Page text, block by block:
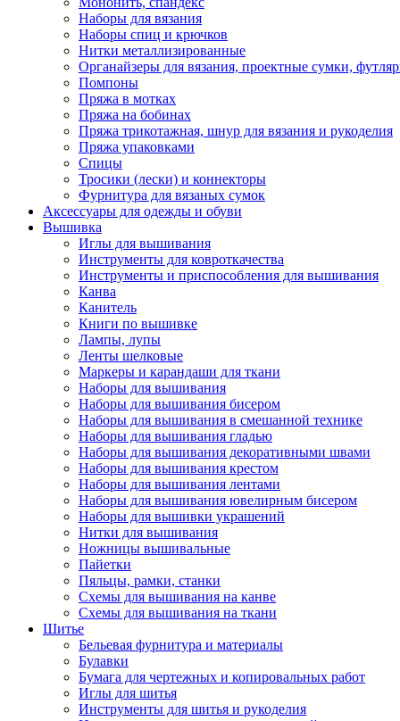
Наборы для вязания
Наборы спиц и крючков
Нитки металлизированные
Органайзеры для вязания, проектные сумки,
Помпоны
Пряжа в мотках
Пряжа на бобинах
Пряжа трикотажная, шнур для вязания и рукоделия
Пряжа упаковками
Спицы
Тросики (лески) и коннекторы
Фурнитура для вязаных сумок
Аксессуары для одежды и обуви
Вышивка
Иглы для вышивания
Инструменты для ковроткачества
Инструменты и приспособления для вышивания
Канва
Канитель
Книги по вышивке
Лампы, лупы
Ленты шелковые
Маркеры и карандаши для ткани
Наборы для вышивания
Наборы для вышивания бисером
Наборы для вышивания в смешанной технике
Наборы для вышивания гладью
Наборы для вышивания декоративными швами
Наборы для вышивания крестом
Наборы для вышивания лентами
Наборы для вышивания ювелирным бисером
Наборы для вышивки украшений
Нитки для вышивания
Ножницы вышивальные
Пайетки
Пяльцы, рамки, станки
Схемы для вышивания на канве
Схемы для вышивания на ткани
Шитье
Бельевая фурнитура и материалы
Булавки
Бумага для чертежных и копировальных работ
Иглы для шитья
Инструменты для шитья и рукоделия